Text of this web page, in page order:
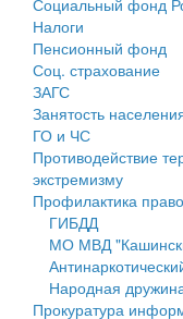
Противодействие
Контрольно-счетная
Персональные
Оценка
Деятельность МУ
Нормативы
Правила
Генеральные планы
Налоги
Пенсионный фонд
Соц. страхование
ЗАГС
Занятость
ГО и ЧС
Противодействие
экстремизму
Профилактика
ГИБДД
МО МВД
Народная
Прокуратура